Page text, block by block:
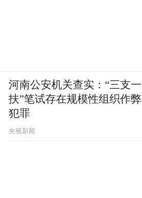
河南公安机关查实：“三支一
扶”笔试存在规模性组织作弊
犯罪
央视新闻